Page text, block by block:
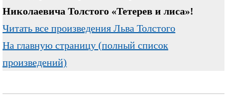
Николаевича Толстого «Тетерев и лиса»!
Читать все произведения Льва Толстого
На главную страницу (полный список
произведений)